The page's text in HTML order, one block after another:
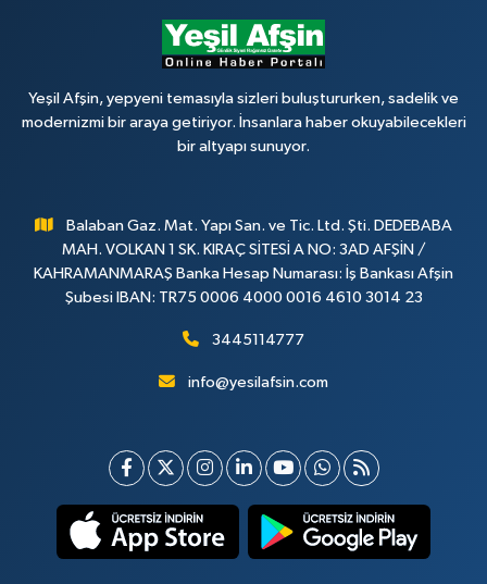
Yeşil Afşin, yepyeni temasıyla sizleri buluştururken, sadelik ve
modernizmi bir araya getiriyor. İnsanlara haber okuyabilecekleri
bir altyapı sunuyor.
Balaban Gaz. Mat. Yapı San. ve Tic. Ltd. Şti. DEDEBABA
MAH. VOLKAN 1 SK. KIRAÇ SİTESİ A NO: 3AD AFŞİN /
KAHRAMANMARAŞ Banka Hesap Numarası: İş Bankası Afşin
Şubesi IBAN: TR75 0006 4000 0016 4610 3014 23
3445114777
info@yesilafsin.com